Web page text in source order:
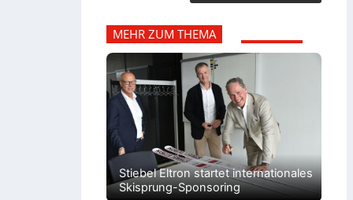
MEHR ZUM THEMA
Stiebel Eltron startet internationales
Skisprung-Sponsoring